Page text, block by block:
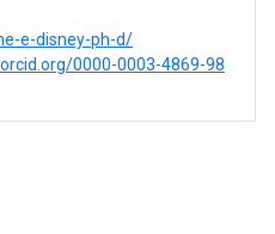
e-disney-ph-d/
0000-0003-4869-98